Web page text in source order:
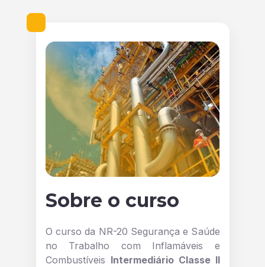
Sobre o curso
O curso da NR-20 Segurança e Saúde
no Trabalho com Inflamáveis e
Combustíveis Intermediário Classe II